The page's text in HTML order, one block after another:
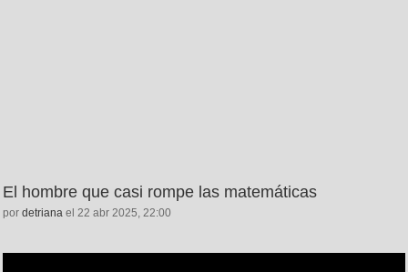
El hombre que casi rompe las matemáticas
por detriana el 22 abr 2025, 22:00